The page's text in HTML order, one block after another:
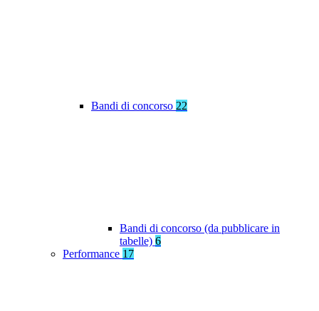
Bandi di concorso 22
Bandi di concorso (da pubblicare in
tabelle) 6
Performance 17